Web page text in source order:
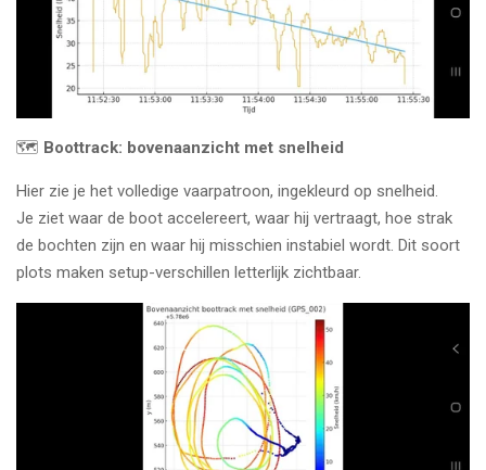
🗺️ Boottrack: bovenaanzicht met snelheid
Hier zie je het volledige vaarpatroon, ingekleurd op snelheid.
Je ziet waar de boot accelereert, waar hij vertraagt, hoe strak
de bochten zijn en waar hij misschien instabiel wordt. Dit soort
plots maken setup-verschillen letterlijk zichtbaar.